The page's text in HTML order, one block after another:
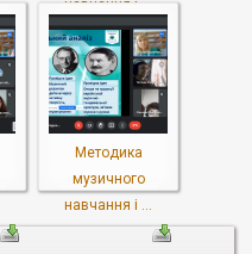
навчання і ...
Методика
музичного
навчання і ...